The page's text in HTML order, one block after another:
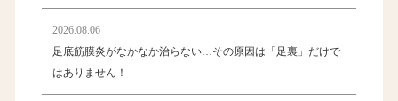
2026.08.06
足底筋膜炎がなかなか治らない…その原因は「足裏」だけで
はありません！